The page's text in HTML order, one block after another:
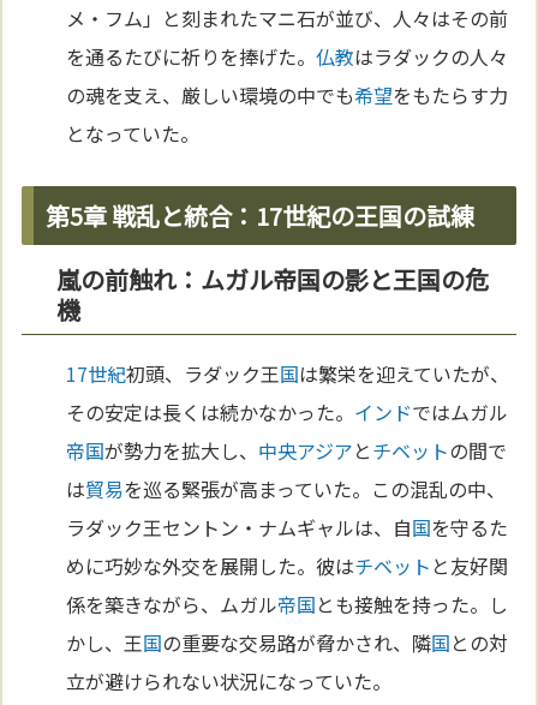
メ・フム」と刻まれたマニ石が並び、人々はその前
を通るたびに祈りを捧げた。仏教はラダックの人々
の魂を支え、厳しい環境の中でも希望をもたらす力
となっていた。
第5章 戦乱と統合：17世紀の王国の試練
嵐の前触れ：ムガル帝国の影と王国の危
機
17世紀初頭、ラダック王国は繁栄を迎えていたが、
その安定は長くは続かなかった。 インドではムガル
帝国が勢力を拡大し、 中央アジアとチベットの間で
は貿易を巡る緊張が高まっていた。この混乱の中、
ラダック王セントン・ナムギャルは、自国を守るた
めに巧妙な外交を展開した。彼はチベット と友好関
係を築きながら、ムガル帝国とも接触を持った。し
かし、王国の重要な交易路が脅かされ、隣国との対
立が避けられない状況になっていた。